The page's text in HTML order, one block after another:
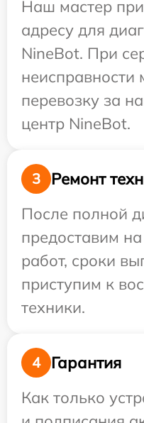
Наш мастер
адресу для
NineBot. При
неисправности
перевозку за
центр NineBot.
3
Ремонт
После полной
предоставим
работ, сроки
приступим к
техники.
4
Гарантия
Как только